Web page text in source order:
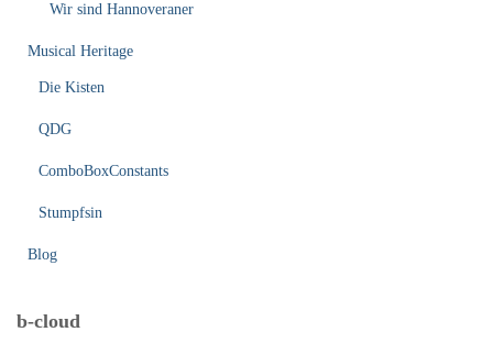
Wir sind Hannoveraner
Musical Heritage
Die Kisten
QDG
ComboBoxConstants
Stumpfsin
Blog
b-cloud